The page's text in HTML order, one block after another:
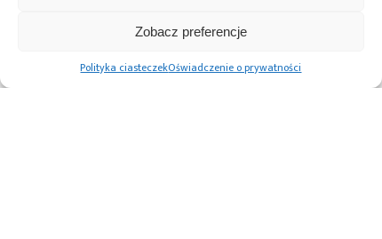
Zobacz preferencje
Polityka ciasteczekOświadczenie o prywatności
PARP –
Fundusze